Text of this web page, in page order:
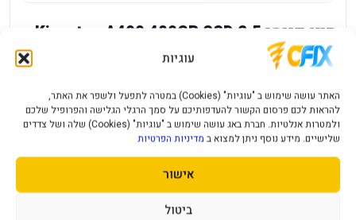
עוגיות
האתר עושה שימוש ב "עוגיות" (Cookies) במטרה לתפעל ולשפר את האתר,
להראות לכם פרסום הקשור להעדפותיכם על סמך הרגלי הגלישה והפרופיל שלכם
ולמטרות אנלטיות. חברת באג עושה שימוש ב "עוגיות" (Cookies) שלה ושל צדדים
שלישיים. מידע נוסף ניתן למצוא ב מדיניות הפרטיות
אישור
ביטול
כונן פנימי 2.5 Kingston A400 480GB SSD
3D NAND
Interface SATA III
Maximum Read Speed ​​in MB/s 500
Maximum Write Speed ​​in MB/s 450